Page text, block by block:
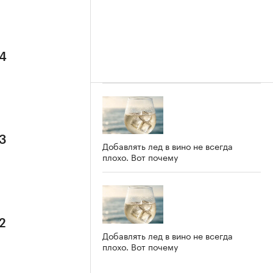
Добавлять лед в вино не всегда
плохо. Вот почему
Добавлять лед в вино не всегда
плохо. Вот почему